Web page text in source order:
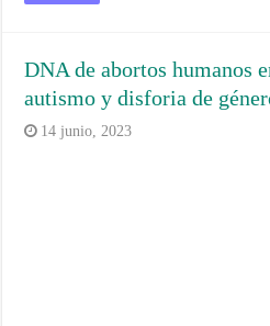
DNA de abortos humanos
autismo y disforia de
14 junio, 2023